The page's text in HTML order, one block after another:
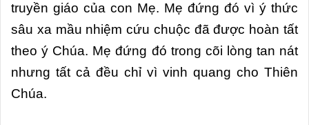
truyền giáo của con Mẹ. Mẹ đứng đó vì ý thức
sâu xa mầu nhiệm cứu chuộc đã được hoàn tất
theo ý Chúa. Mẹ đứng đó trong cõi lòng tan nát
nhưng tất cả đều chỉ vì vinh quang cho Thiên
Chúa.